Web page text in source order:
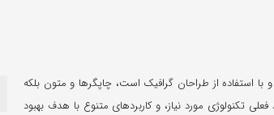
استفاده از طراحان گرافیک است، چاپگرها و متون بلکه
تکنولوژی مورد نیاز، و کاربردهای متنوع با هدف بهبود